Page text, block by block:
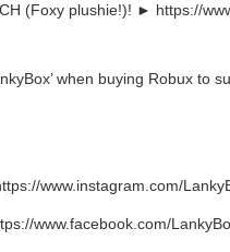
(Foxy plushie!)! ► https://
when buying Robux to
www.instagram.com/
www.facebook.com/